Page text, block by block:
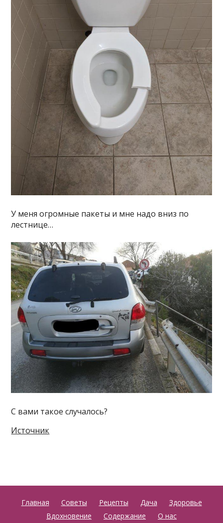
У меня огромные пакеты и мне надо вниз по
лестнице…
С вами такое случалось?
Источник
Главная Советы Рецепты Дача
Здоровье
Вдохновение
Содержание О нас